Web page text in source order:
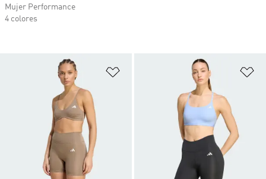
Añadir a la lista de deseos
Mujer Performance
4 colores